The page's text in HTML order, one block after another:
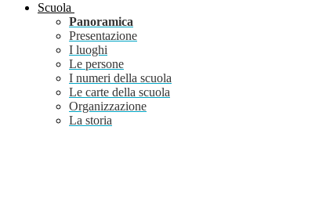
Scuola
Panoramica
Presentazione
I luoghi
Le persone
I numeri della scuola
Le carte della scuola
Organizzazione
La storia